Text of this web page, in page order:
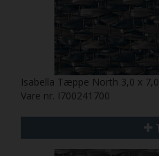
Isabella Tæppe North 3,0 x 7,0
Vare nr. I700241700